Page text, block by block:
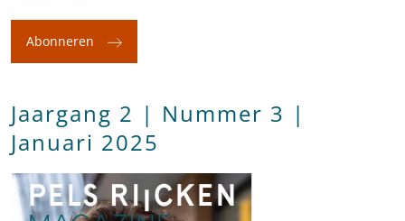
Abonneren
Jaargang 2 | Nummer 3 |
Januari 2025